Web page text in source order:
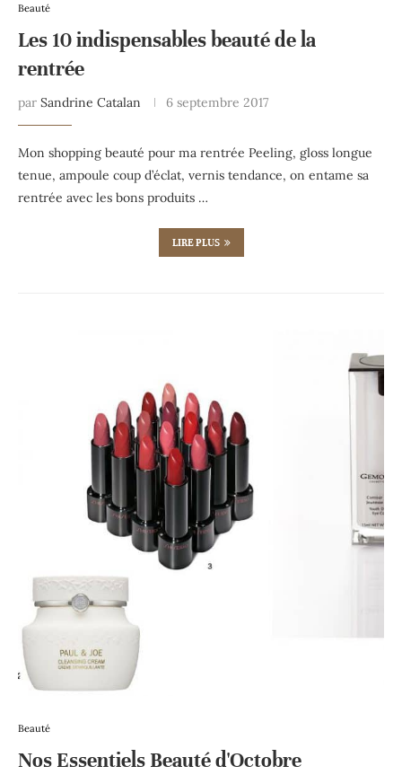
Beauté
Les 10 indispensables beauté de la
rentrée
par Sandrine Catalan 6 septembre 2017
Mon shopping beauté pour ma rentrée Peeling, gloss longue
tenue, ampoule coup d’éclat, vernis tendance, on entame sa
rentrée avec les bons produits …
LIRE PLUS
Beauté
Nos Essentiels Beauté d'Octobre